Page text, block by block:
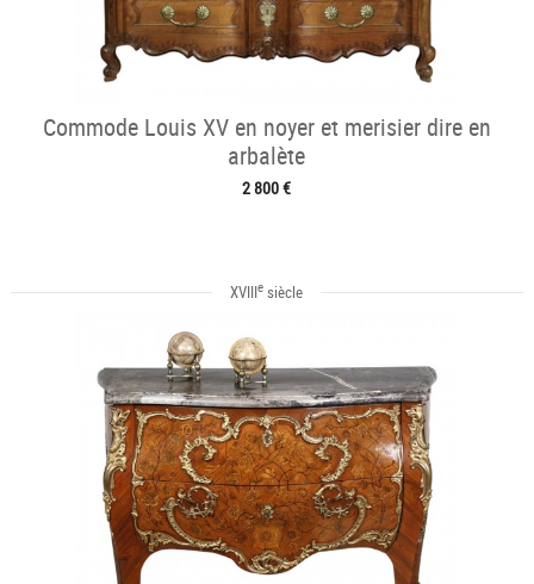
Commode Louis XV en noyer et merisier dire en
arbalète
2 800 €
XVIIIe siècle